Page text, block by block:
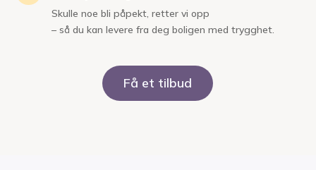
Skulle noe bli påpekt, retter vi opp
– så du kan levere fra deg boligen med trygghet.
Få et tilbud